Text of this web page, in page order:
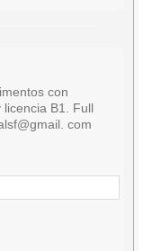
con
B1. Full
com